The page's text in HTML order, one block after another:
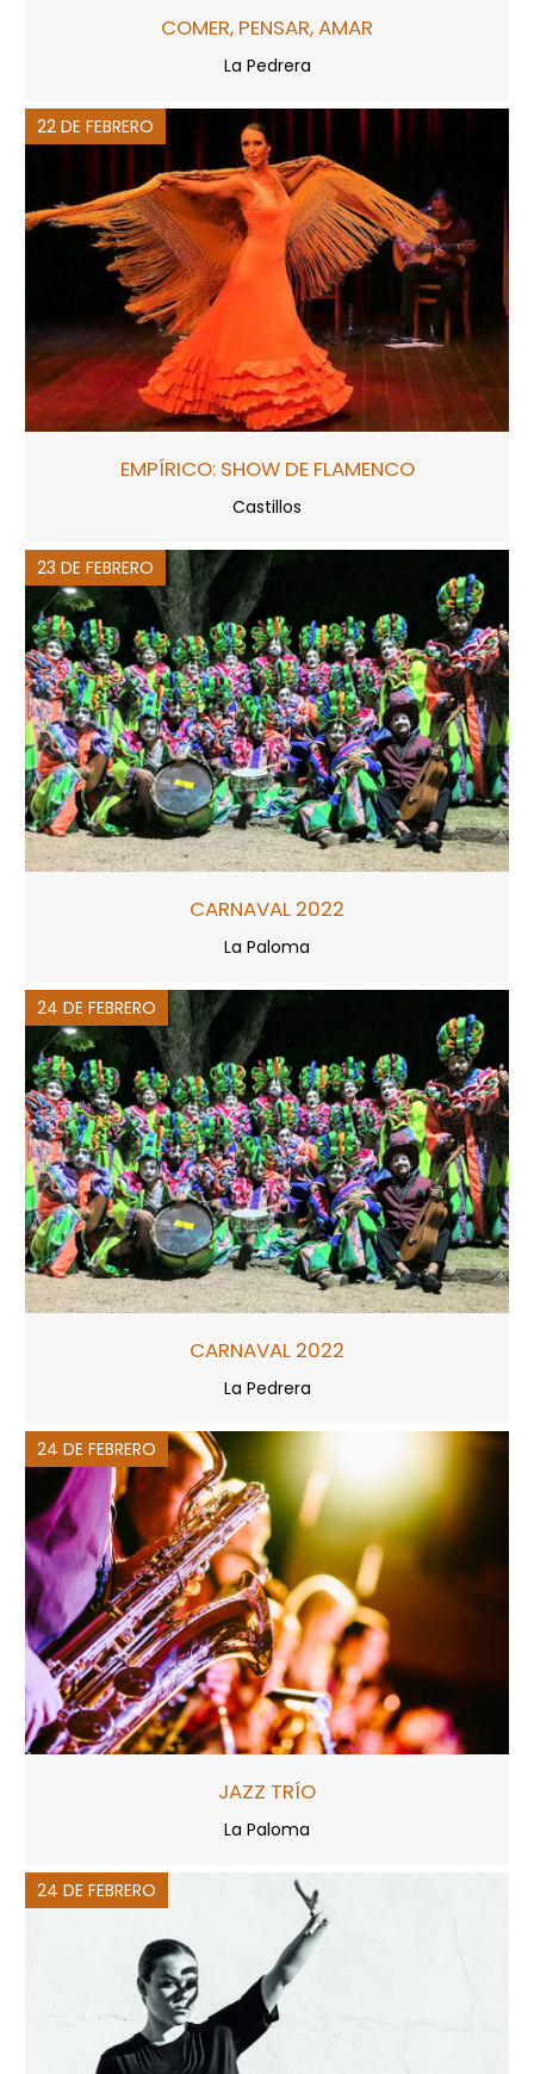
COMER, PENSAR, AMAR
La Pedrera
22 DE FEBRERO
EMPÍRICO: SHOW DE FLAMENCO
Castillos
23 DE FEBRERO
CARNAVAL 2022
La Paloma
24 DE FEBRERO
CARNAVAL 2022
La Pedrera
24 DE FEBRERO
JAZZ TRÍO
La Paloma
24 DE FEBRERO